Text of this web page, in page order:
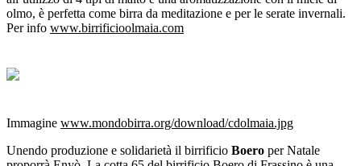
olmo, è perfetta come birra da meditazione e per le serate invernali.
Per info www.birrificioolmaia.com
Immagine www.mondobirra.org/download/cdolmaia.jpg
Unendo produzione e solidarietà il birrificio Boero per Natale